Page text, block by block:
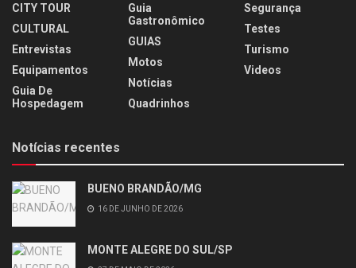
CITY TOUR
CULTURAL
Entrevistas
Equipamentos
Guia De
Hospedagem
Guia
Gastronômico
GUIAS
Motos
Notícias
Quadrinhos
Segurança
Testes
Turismo
Videos
Notícias recentes
BUENO BRANDÃO/MG
16 DE JUNHO DE 2026
MONTE ALEGRE DO SUL/SP